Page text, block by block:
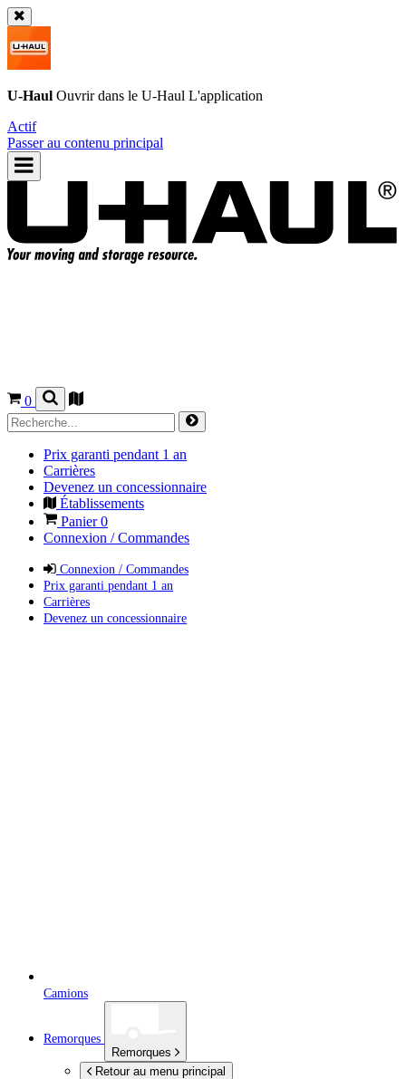
U-Haul Ouvrir dans le U-Haul L'application
Actif
Passer au contenu principal
0
Prix garanti pendant 1 an
Carrières
Devenez un concessionnaire
Établissements
Panier0
Connexion / Commandes
Connexion / Commandes
Prix garanti pendant 1 an
Carrières
Devenez un concessionnaire
Camions
Remorques
Remorques
Retour au menu principal